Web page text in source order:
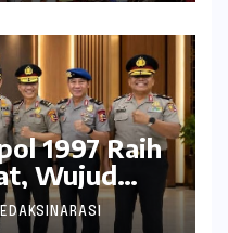
1997 Raih
Wujud
Pengabdian